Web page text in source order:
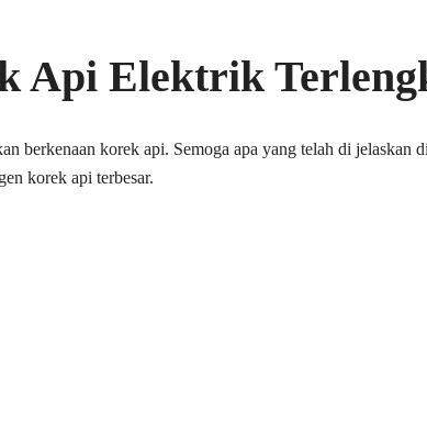
Api Elektrik
berkenaan korek api. Semoga apa yang telah di
korek api terbesar.